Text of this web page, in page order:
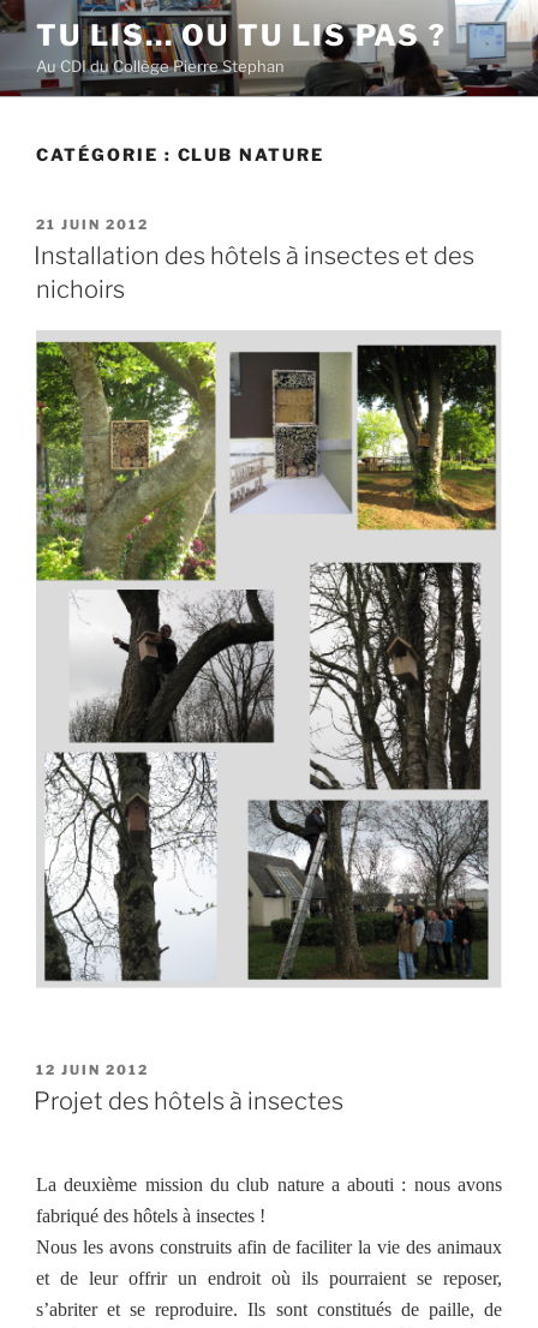
Aller
contenu
principal
TU LIS… OU TU LIS PAS ?
Au CDI du Collège Pierre Stephan
CATÉGORIE : CLUB NATURE
PUBLIÉ
LE
21 JUIN 2012
Installation des hôtels à insectes et des
nichoirs
PUBLIÉ
LE
12 JUIN 2012
Projet des hôtels à insectes
La deuxième mission du club nature a abouti : nous avons
fabriqué des hôtels à insectes !
Nous les avons construits afin de faciliter la vie des animaux
et de leur offrir un endroit où ils pourraient se reposer,
s’abriter et se reproduire. Ils sont constitués de paille, de